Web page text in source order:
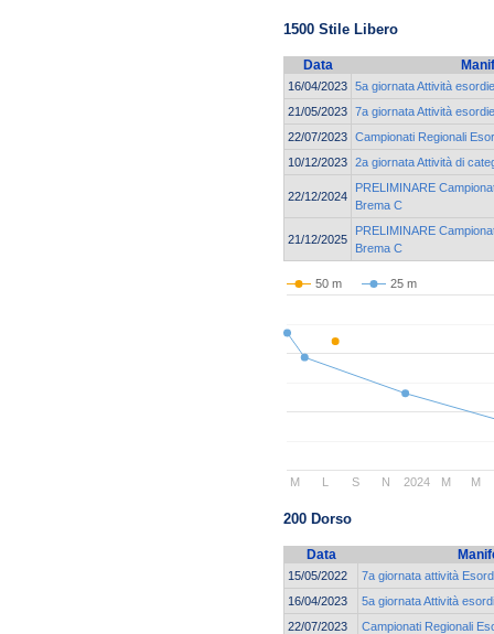
1500 Stile Libero
Data
16/04/2023 5a giornata Attività
21/05/2023 7a giornata Attività
22/07/2023 Campionati Regionali
10/12/2023 2a giornata Attività di
22/12/2024
PRELIMINARE
Brema C
21/12/2025
PRELIMINARE
Brema C
50 m 25 m
2024
M L S N M M
200 Dorso
Data
15/05/2022
7a giornata attività
16/04/2023
5a giornata Attività
22/07/2023
Campionati Regionali